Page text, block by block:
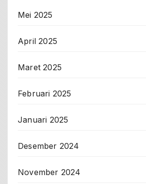
Mei 2025
April 2025
Maret 2025
Februari 2025
Januari 2025
Desember 2024
November 2024